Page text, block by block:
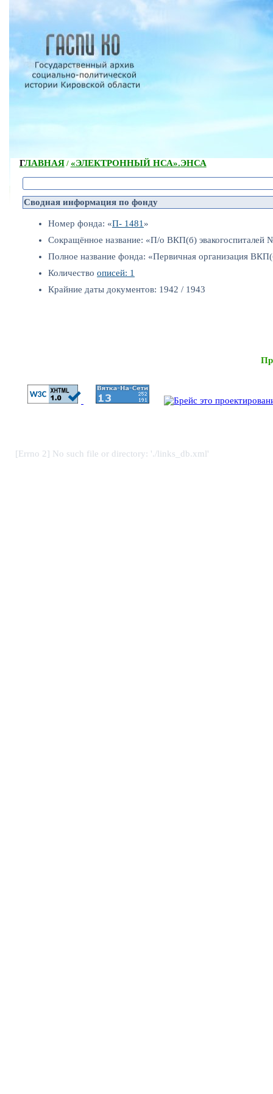
ГЛАВНАЯ/ «ЭЛЕКТРОННЫЙ НСА».ЭНСА
Сводная информация по фонду
Номер фонда: «П- 1481»
Сокращённое название: «П/о ВКП(б) эвакогоспиталей
Полное название фонда: «Первичная организация
Количество описей: 1
Крайние даты документов: 1942 / 1943
[Errno 2] No such file or directory: './links_db.xml'